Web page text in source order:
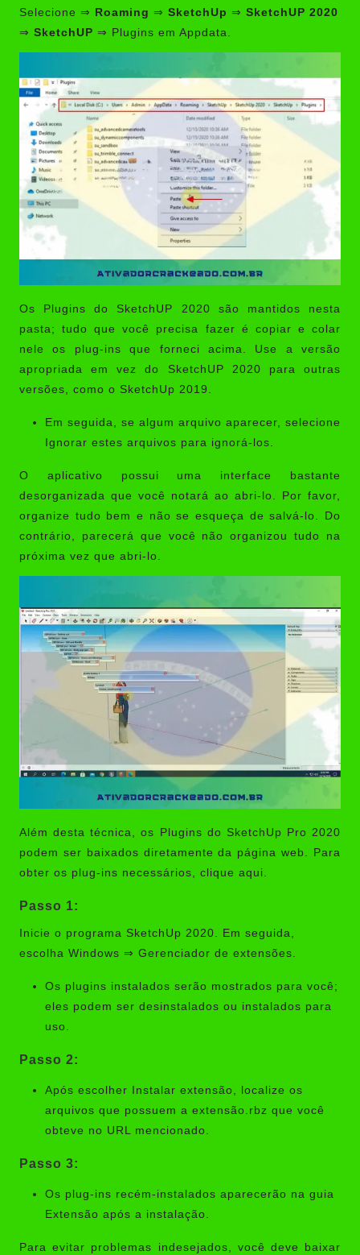
Selecione ⇒ Roaming ⇒ SketchUp ⇒ SketchUP 2020
⇒ SketchUP ⇒ Plugins em Appdata.
Os Plugins do SketchUP 2020 são mantidos nesta
pasta; tudo que você precisa fazer é copiar e colar
nele os plug-ins que forneci acima. Use a versão
apropriada em vez do SketchUP 2020 para outras
versões, como o SketchUp 2019.
Em seguida, se algum arquivo aparecer, selecione
Ignorar estes arquivos para ignorá-los.
O aplicativo possui uma interface bastante
desorganizada que você notará ao abri-lo. Por favor,
organize tudo bem e não se esqueça de salvá-lo. Do
contrário, parecerá que você não organizou tudo na
próxima vez que abri-lo.
Além desta técnica, os Plugins do SketchUp Pro 2020
podem ser baixados diretamente da página web. Para
obter os plug-ins necessários, clique aqui.
Passo 1:
Inicie o programa SketchUp 2020. Em seguida,
escolha Windows ⇒ Gerenciador de extensões.
Os plugins instalados serão mostrados para você;
eles podem ser desinstalados ou instalados para
uso.
Passo 2:
Após escolher Instalar extensão, localize os
arquivos que possuem a extensão.rbz que você
obteve no URL mencionado.
Passo 3:
Os plug-ins recém-instalados aparecerão na guia
Extensão após a instalação.
Para evitar problemas indesejados, você deve baixar